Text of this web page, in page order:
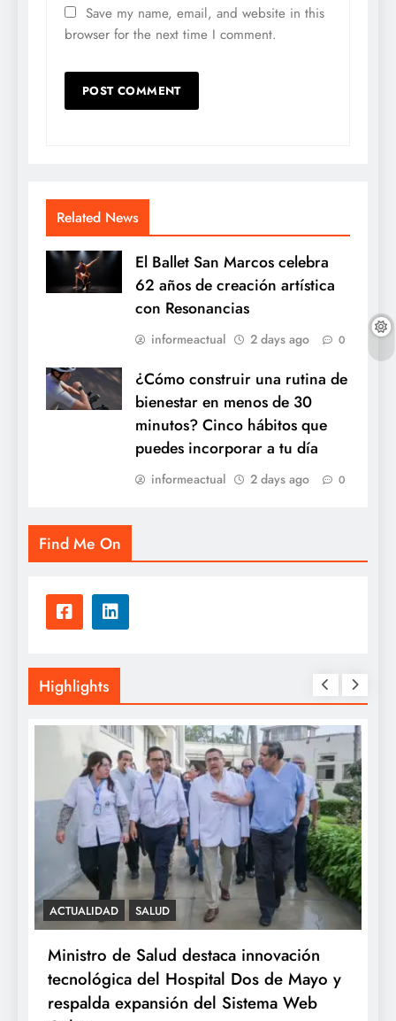
Save my name, email, and website in this
browser for the next time I comment.
Related News
El Ballet San Marcos celebra
62 años de creación artística
con Resonancias
informeactual 2 days ago 0
¿Cómo construir una rutina de
bienestar en menos de 30
minutos? Cinco hábitos que
puedes incorporar a tu día
informeactual 2 days ago 0
Find Me On
Highlights
Mayo y
SALUD
Minsa: INSN Breña extirpa tumor
ovárico de cuatro kilos a niña de tres
años proveniente de Chanchamayo